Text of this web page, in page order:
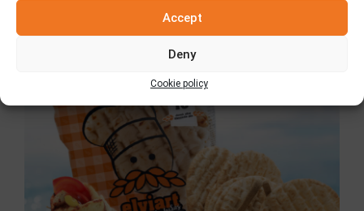
Accept
Deny
Cookie policy